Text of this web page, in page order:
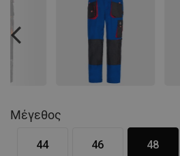
Previous
Μέγεθος
44 46 48